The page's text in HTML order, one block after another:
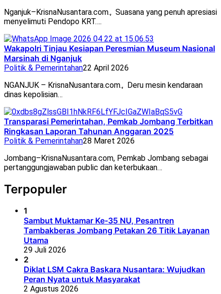
Nganjuk–KrisnaNusantara.com., Suasana yang penuh apresiasi
menyelimuti Pendopo KRT….
Wakapolri Tinjau Kesiapan Peresmian Museum Nasional
Marsinah di Nganjuk
Politik & Pemerintahan22 April 2026
NGANJUK – KrisnaNusantara.com., Deru mesin kendaraan
dinas kepolisian…
Transparasi Pemerintahan, Pemkab Jombang Terbitkan
Ringkasan Laporan Tahunan Anggaran 2025
Politik & Pemerintahan28 Maret 2026
Jombang–KrisnaNusantara.com, Pemkab Jombang sebagai
pertanggungjawaban public dan keterbukaan…
Terpopuler
1
Sambut Muktamar Ke-35 NU, Pesantren
Tambakberas Jombang Petakan 26 Titik Layanan
Utama
29 Juli 2026
2
Diklat LSM Cakra Baskara Nusantara: Wujudkan
Peran Nyata untuk Masyarakat
2 Agustus 2026